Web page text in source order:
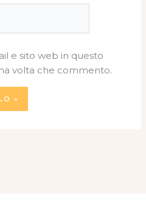
e sito web in questo
volta che commento.